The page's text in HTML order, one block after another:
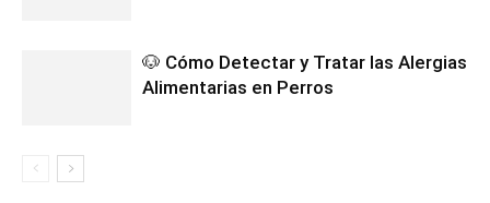
🐶 Cómo Detectar y Tratar las Alergias
Alimentarias en Perros